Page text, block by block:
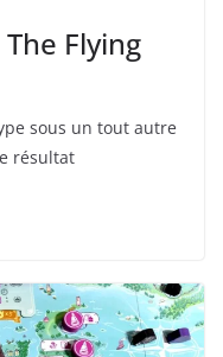
Flying
sous un tout autre
résultat